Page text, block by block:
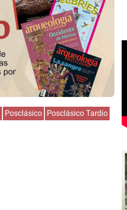
Posclásico Posclásico Tardío